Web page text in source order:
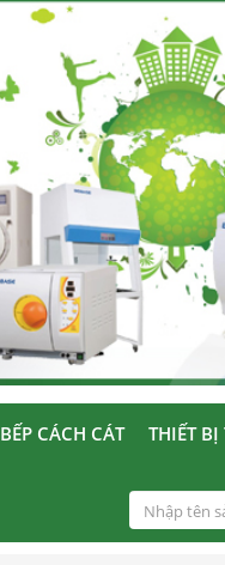
BẾP CÁCH CÁT
THIẾT BỊ